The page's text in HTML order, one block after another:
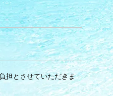
担とさせていただきま